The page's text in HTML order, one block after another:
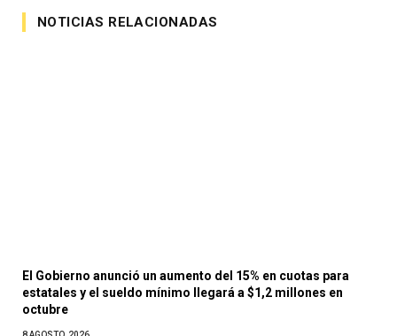
NOTICIAS RELACIONADAS
El Gobierno anunció un aumento del 15% en cuotas para
estatales y el sueldo mínimo llegará a $1,2 millones en
octubre